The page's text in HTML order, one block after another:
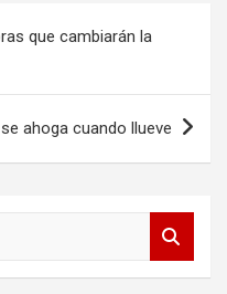
que cambiarán la
ahoga cuando llueve